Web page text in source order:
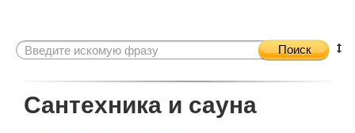
Поиск
Сантехника и сауна